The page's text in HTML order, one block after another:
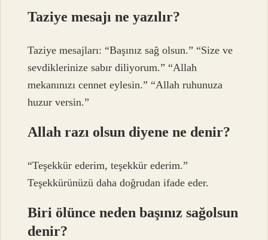
Taziye mesajı ne yazılır?
Taziye mesajları: “Başınız sağ olsun.” “Size ve
sevdiklerinize sabır diliyorum.” “Allah
mekanınızı cennet eylesin.” “Allah ruhunuza
huzur versin.”
Allah razı olsun diyene ne denir?
“Teşekkür ederim, teşekkür ederim.”
Teşekkürünüzü daha doğrudan ifade eder.
Biri ölünce neden başınız sağolsun
denir?